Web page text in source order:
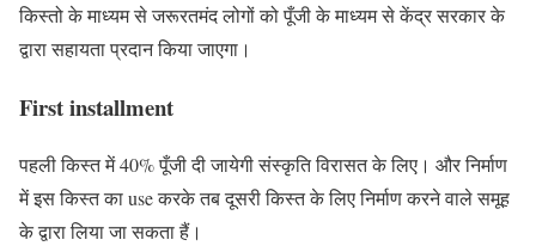
किस्तो के माध्यम से जरूरतमंद लोगों को पूँजी के माध्यम से केंद्र सरकार के
द्वारा सहायता प्रदान किया जाएगा।
First installment
पहली किस्त में 40% पूँजी दी जायेगी संस्कृति विरासत के लिए। और निर्माण
में इस किस्त का use करके तब दूसरी किस्त के लिए निर्माण करने वाले समूह
के द्वारा लिया जा सकता हैं।